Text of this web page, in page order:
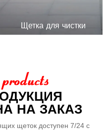
Щетка для чистки
НА ЗАКАЗ
щеток доступен 7/24 с